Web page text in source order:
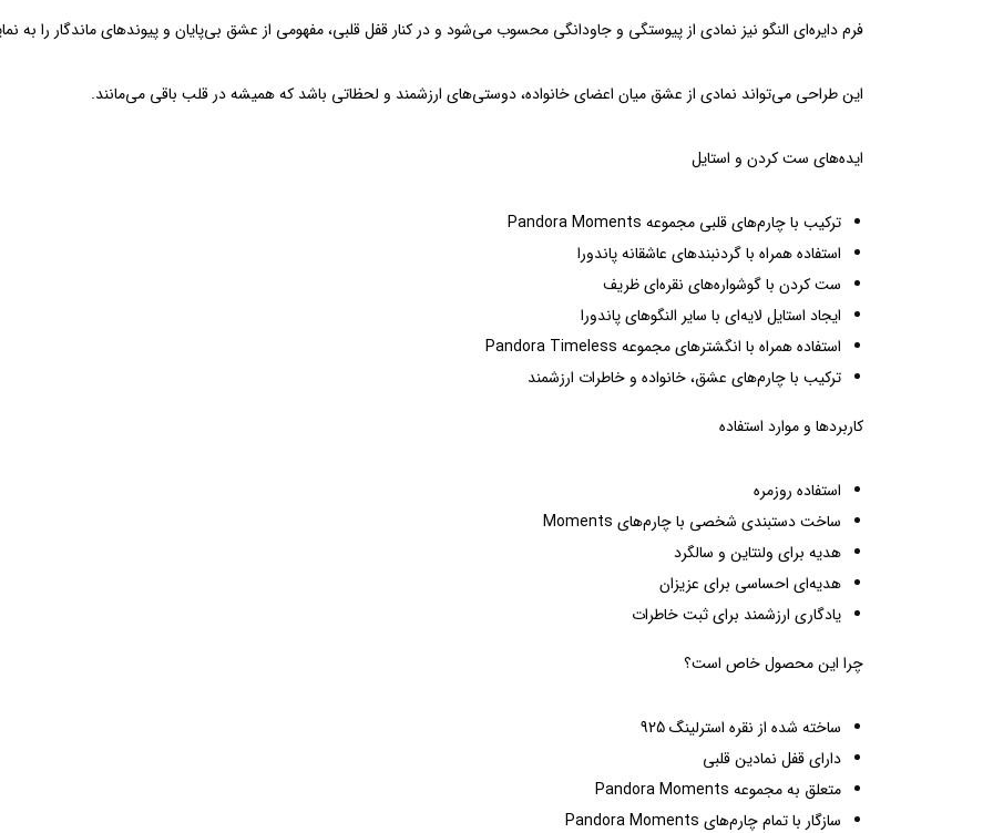
فرم دایره‌ای النگو نیز نمادی از پیوستگی و جاودانگی محسوب می‌شود و در کنار قفل قلبی، مفهومی از عشق بی‌پایان و پیوندهای ماندگار را به
این طراحی می‌تواند نمادی از عشق میان اعضای خانواده، دوستی‌های ارزشمند و لحظاتی باشد که همیشه در قلب باقی می‌مانند.
ایده‌های ست کردن و استایل
ترکیب با چارم‌های قلبی مجموعه Pandora Moments
استفاده همراه با گردنبندهای عاشقانه پاندورا
ست کردن با گوشواره‌های نقره‌ای ظریف
ایجاد استایل لایه‌ای با سایر النگوهای پاندورا
استفاده همراه با انگشترهای مجموعه Pandora Timeless
ترکیب با چارم‌های عشق، خانواده و خاطرات ارزشمند
کاربردها و موارد استفاده
استفاده روزمره
ساخت دستبندی شخصی با چارم‌های Moments
هدیه برای ولنتاین و سالگرد
هدیه‌ای احساسی برای عزیزان
یادگاری ارزشمند برای ثبت خاطرات
چرا این محصول خاص است؟
ساخته شده از نقره استرلینگ 925
دارای قفل نمادین قلبی
متعلق به مجموعه Pandora Moments
سازگار با تمام چارم‌های Pandora Moments